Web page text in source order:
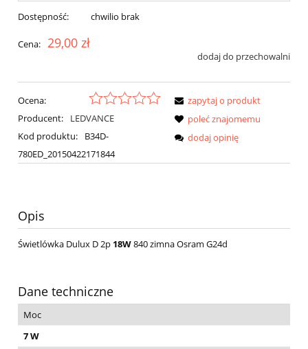
Dostępność: chwilio brak
Cena: 29,00 zł
dodaj do przechowalni
Ocena:
Producent:
LEDVANCE
Kod produktu:
B34D-
780ED_20150422171844
zapytaj o produkt
poleć znajomemu
dodaj opinię
Opis
Świetlówka Dulux D 2p 18W840 zimna Osram G24d
Dane techniczne
Moc
7 W